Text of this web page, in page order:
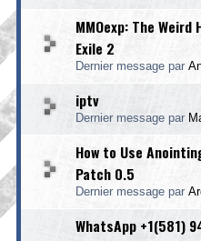
MMOexp: The
Exile 2
Dernier message par
iptv
Dernier message par
How to Use
Patch 0.5
Dernier message par
WhatsApp +1(581)